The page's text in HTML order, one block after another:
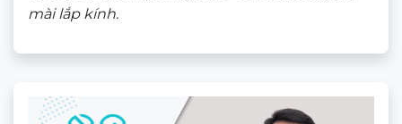
mài lắp kính.